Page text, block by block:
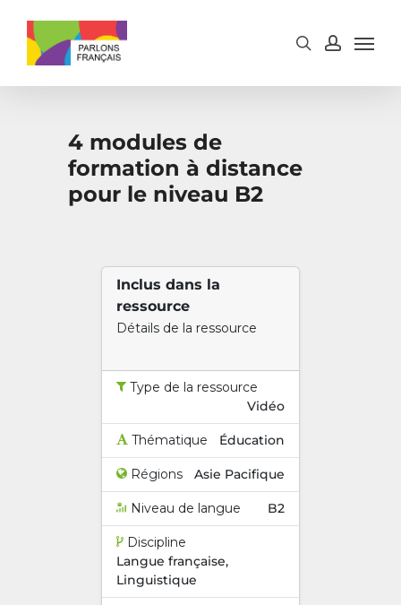
4 modules de
formation à distance
pour le niveau B2
Inclus dans la
ressource
Détails de la ressource
Type de la ressource
Vidéo
Thématique Éducation
Régions Asie Pacifique
Niveau de langue B2
Discipline
Langue française,
Linguistique